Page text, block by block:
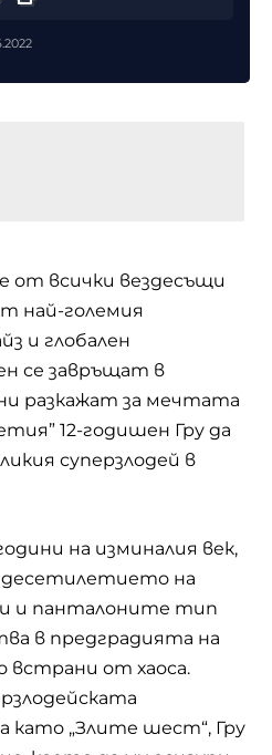
от всички вездесъщи
най-големия
и глобален
се завръщат в
разкажат за мечтата
12-годишен Гру да
суперзлодей в
на изминалия век,
десетилетието на
и панталоните тип
в предградията на
встрани от хаоса.
като „Злите шест“, Гру